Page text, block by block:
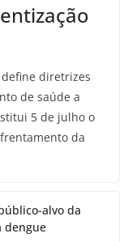
diretrizes
de saúde a
5 de julho o
da
alvo da
dengue